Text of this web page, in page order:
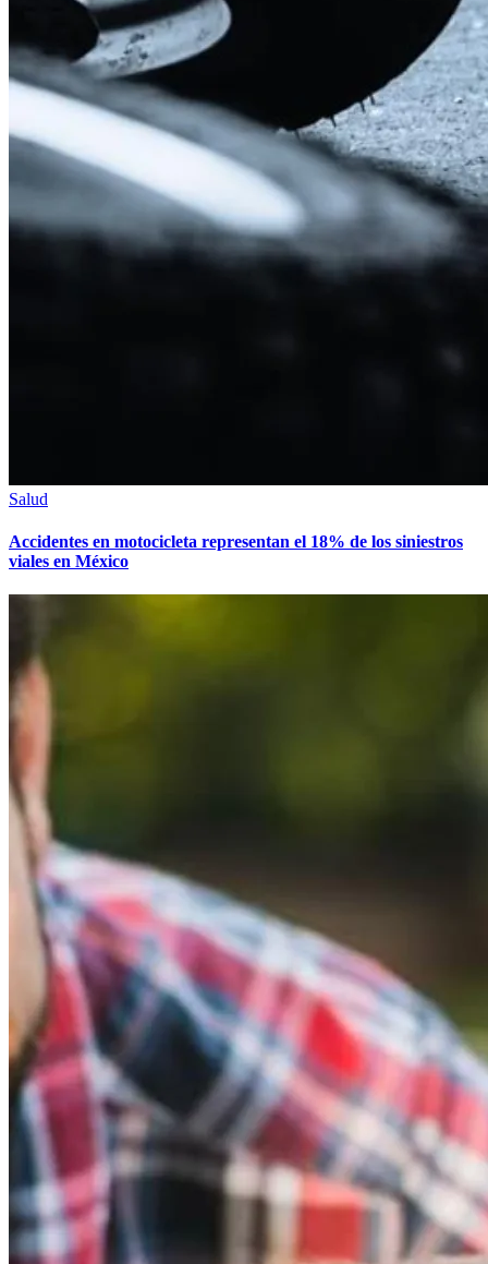
Salud
Accidentes en motocicleta representan el 18% de los siniestros
viales en México